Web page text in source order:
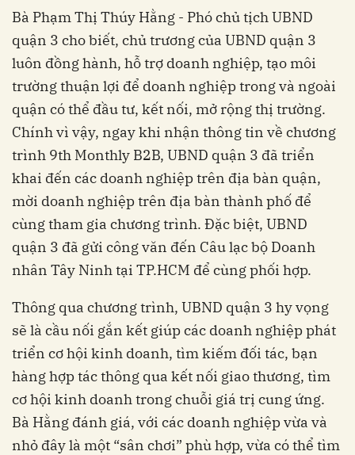
Bà Phạm Thị Thúy Hằng - Phó chủ tịch UBND
quận 3 cho biết, chủ trương của UBND quận 3
luôn đồng hành, hỗ trợ doanh nghiệp, tạo môi
trường thuận lợi để doanh nghiệp trong và ngoài
quận có thể đầu tư, kết nối, mở rộng thị trường.
Chính vì vậy, ngay khi nhận thông tin về chương
trình 9th Monthly B2B, UBND quận 3 đã triển
khai đến các doanh nghiệp trên địa bàn quận,
mời doanh nghiệp trên địa bàn thành phố để
cùng tham gia chương trình. Đặc biệt, UBND
quận 3 đã gửi công văn đến Câu lạc bộ Doanh
nhân Tây Ninh tại TP.HCM để cùng phối hợp.
Thông qua chương trình, UBND quận 3 hy vọng
sẽ là cầu nối gắn kết giúp các doanh nghiệp phát
triển cơ hội kinh doanh, tìm kiếm đối tác, bạn
hàng hợp tác thông qua kết nối giao thương, tìm
cơ hội kinh doanh trong chuỗi giá trị cung ứng.
Bà Hằng đánh giá, với các doanh nghiệp vừa và
nhỏ đây là một “sân chơi” phù hợp, vừa có thể tìm